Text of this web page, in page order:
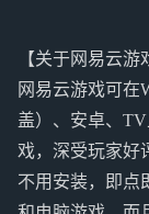
【关于网易云游
网易云游戏可在
盖）、安卓、
戏，深受玩家好
不用安装，即点